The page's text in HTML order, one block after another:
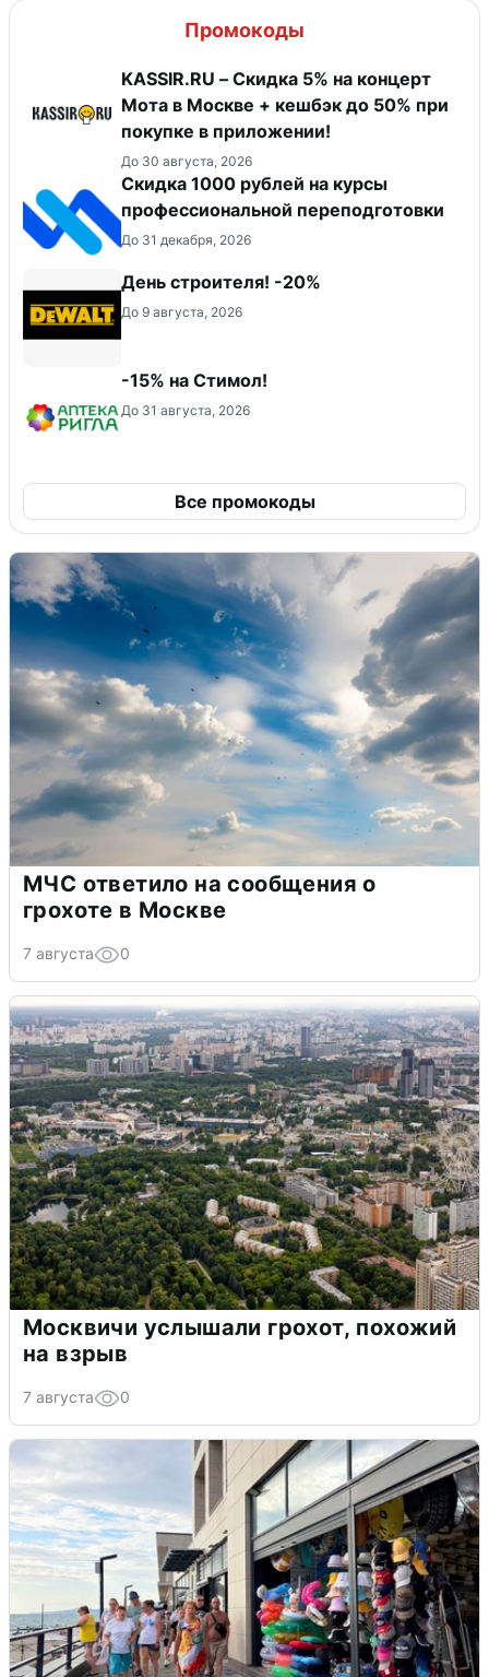
Промокоды
KASSIR.RU – Скидка 5% на концерт
Мота в Москве + кешбэк до 50% при
покупке в приложении!
До 30 августа, 2026
Скидка 1000 рублей на курсы
профессиональной переподготовки
До 31 декабря, 2026
День строителя! -20%
До 9 августа, 2026
-15% на Стимол!
До 31 августа, 2026
Все промокоды
МЧС ответило на сообщения о
грохоте в Москве
7 августа 0
Москвичи услышали грохот, похожий
на взрыв
7 августа 0